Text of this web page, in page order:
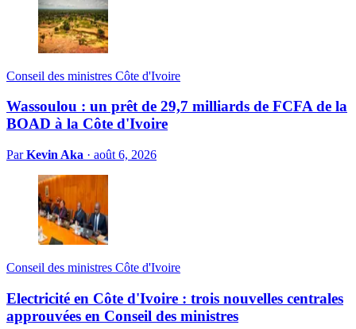
Conseil des ministres Côte d'Ivoire
Wassoulou : un prêt de 29,7 milliards de FCFA de la
BOAD à la Côte d'Ivoire
ParKevin Aka · août 6, 2026
Conseil des ministres Côte d'Ivoire
Electricité en Côte d'Ivoire : trois nouvelles centrales
approuvées en Conseil des ministres